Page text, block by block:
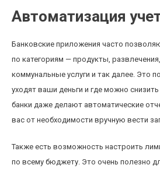
Автоматизация
Банковские приложения часто
по категориям — продукты,
коммунальные услуги и так далее. Это
уходят ваши деньги и где можно
банки даже делают автоматические
вас от необходимости вручную вести
Также есть возможность настроить
по всему бюджету. Это очень полезно